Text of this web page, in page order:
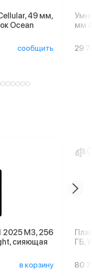
49 мм,
Ocean
сообщить
мм
29
2025 M3, 256
сияющая
в корзину
ГБ,
80